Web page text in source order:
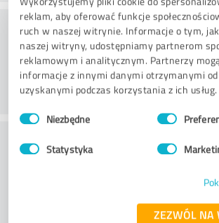
reklam, aby oferować funkcje
ruch w naszej witrynie. Informacje o tym,
naszej witryny, udostępniamy partnerom
reklamowym i analitycznym. Partnerzy
informacje z innymi danymi otrzymanymi od
uzyskanymi podczas korzystania z ich usług.
Wybór
zgody Niezbędne
Statystyka
ZEZWÓL NA
Doradztwo
Obsługa klienta